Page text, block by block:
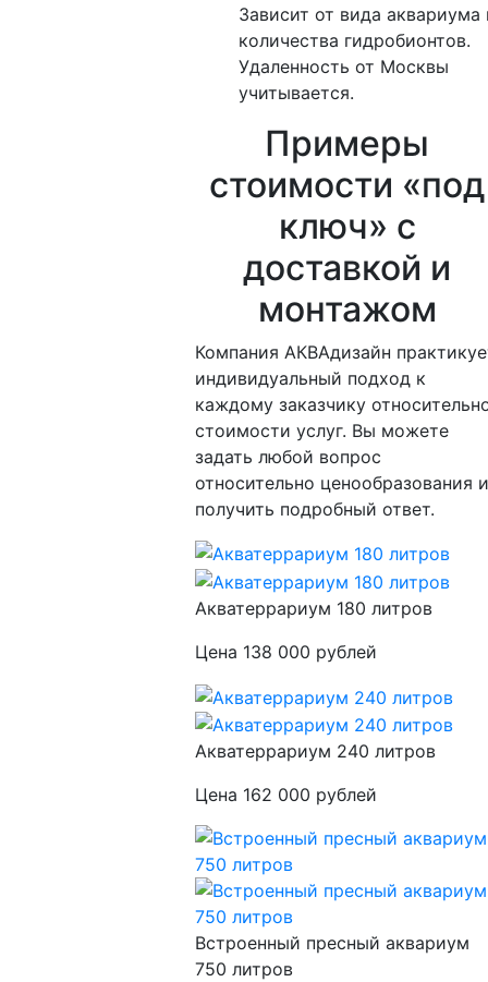
Зависит от вида аквариума
количества гидробионтов.
Удаленность от Москвы
учитывается.
Примеры
стоимости «под
ключ» с
доставкой и
монтажом
Компания АКВАдизайн
индивидуальный подход к
каждому заказчику
стоимости услуг. Вы можете
задать любой вопрос
относительно ценообразования и
получить подробный ответ.
Акватеррариум 180 литров
Цена 138 000 рублей
Акватеррариум 240 литров
Цена 162 000 рублей
Встроенный пресный аквариум
750 литров